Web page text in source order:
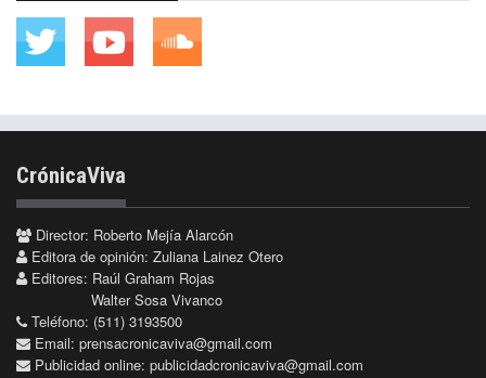
CrónicaViva
Director: Roberto Mejía Alarcón
Editora de opinión: Zuliana Lainez Otero
Editores: Raúl Graham Rojas
Walter Sosa Vivanco
Teléfono: (511) 3193500
Email: prensacronicaviva@gmail.com
Publicidad online: publicidadcronicaviva@gmail.com